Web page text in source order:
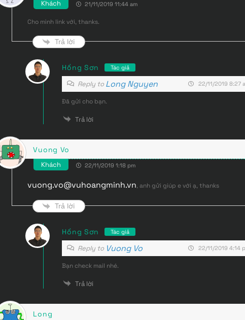
Khách 21/11/2019 11:44 am
Cho mình link với, thanks.
Trả lời
Hồng Sơn Tác giả
Reply to Long Nguyen 22/11/2019 8:27
Đã gửi cho bạn.
Trả lời
Vuong Vo
Khách 22/11/2019 1:18 pm
vuong.vo@vuhoangminh.vn, anh gửi giúp e với ạ, thanks
Trả lời
Hồng Sơn Tác giả
Reply to Vuong Vo 22/11/2019 4:14
Bạn check mail nhé.
Trả lời
Long